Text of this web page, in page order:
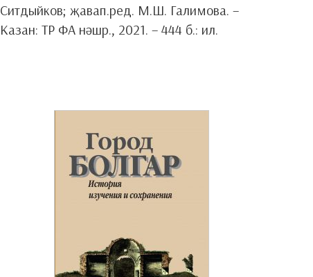
Ситдыйков; җавап.ред. М.Ш. Галимова. –
Казан: ТР ФА нәшр., 2021. – 444 б.: ил.